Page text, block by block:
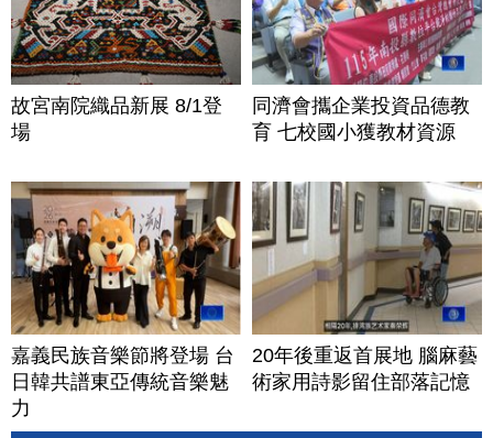
故宮南院織品新展 8/1登
場
同濟會攜企業投資品德教
育 七校國小獲教材資源
嘉義民族音樂節將登場 台
日韓共譜東亞傳統音樂魅
力
20年後重返首展地 腦麻藝
術家用詩影留住部落記憶